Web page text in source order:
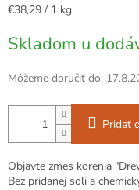
Jednotková
€38,29 / 1 kg
Skladom u
Môžeme doručiť do:
Pridať
Objavte zmes korenia
Bez pridanej soli a